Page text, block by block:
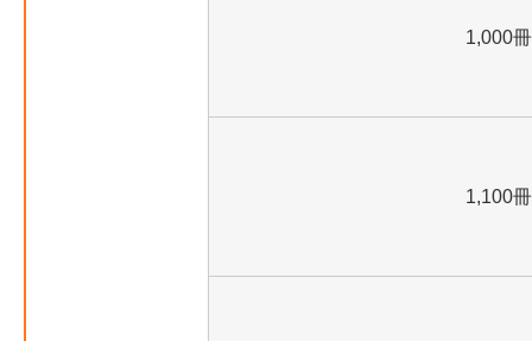
1,000冊
1,100冊